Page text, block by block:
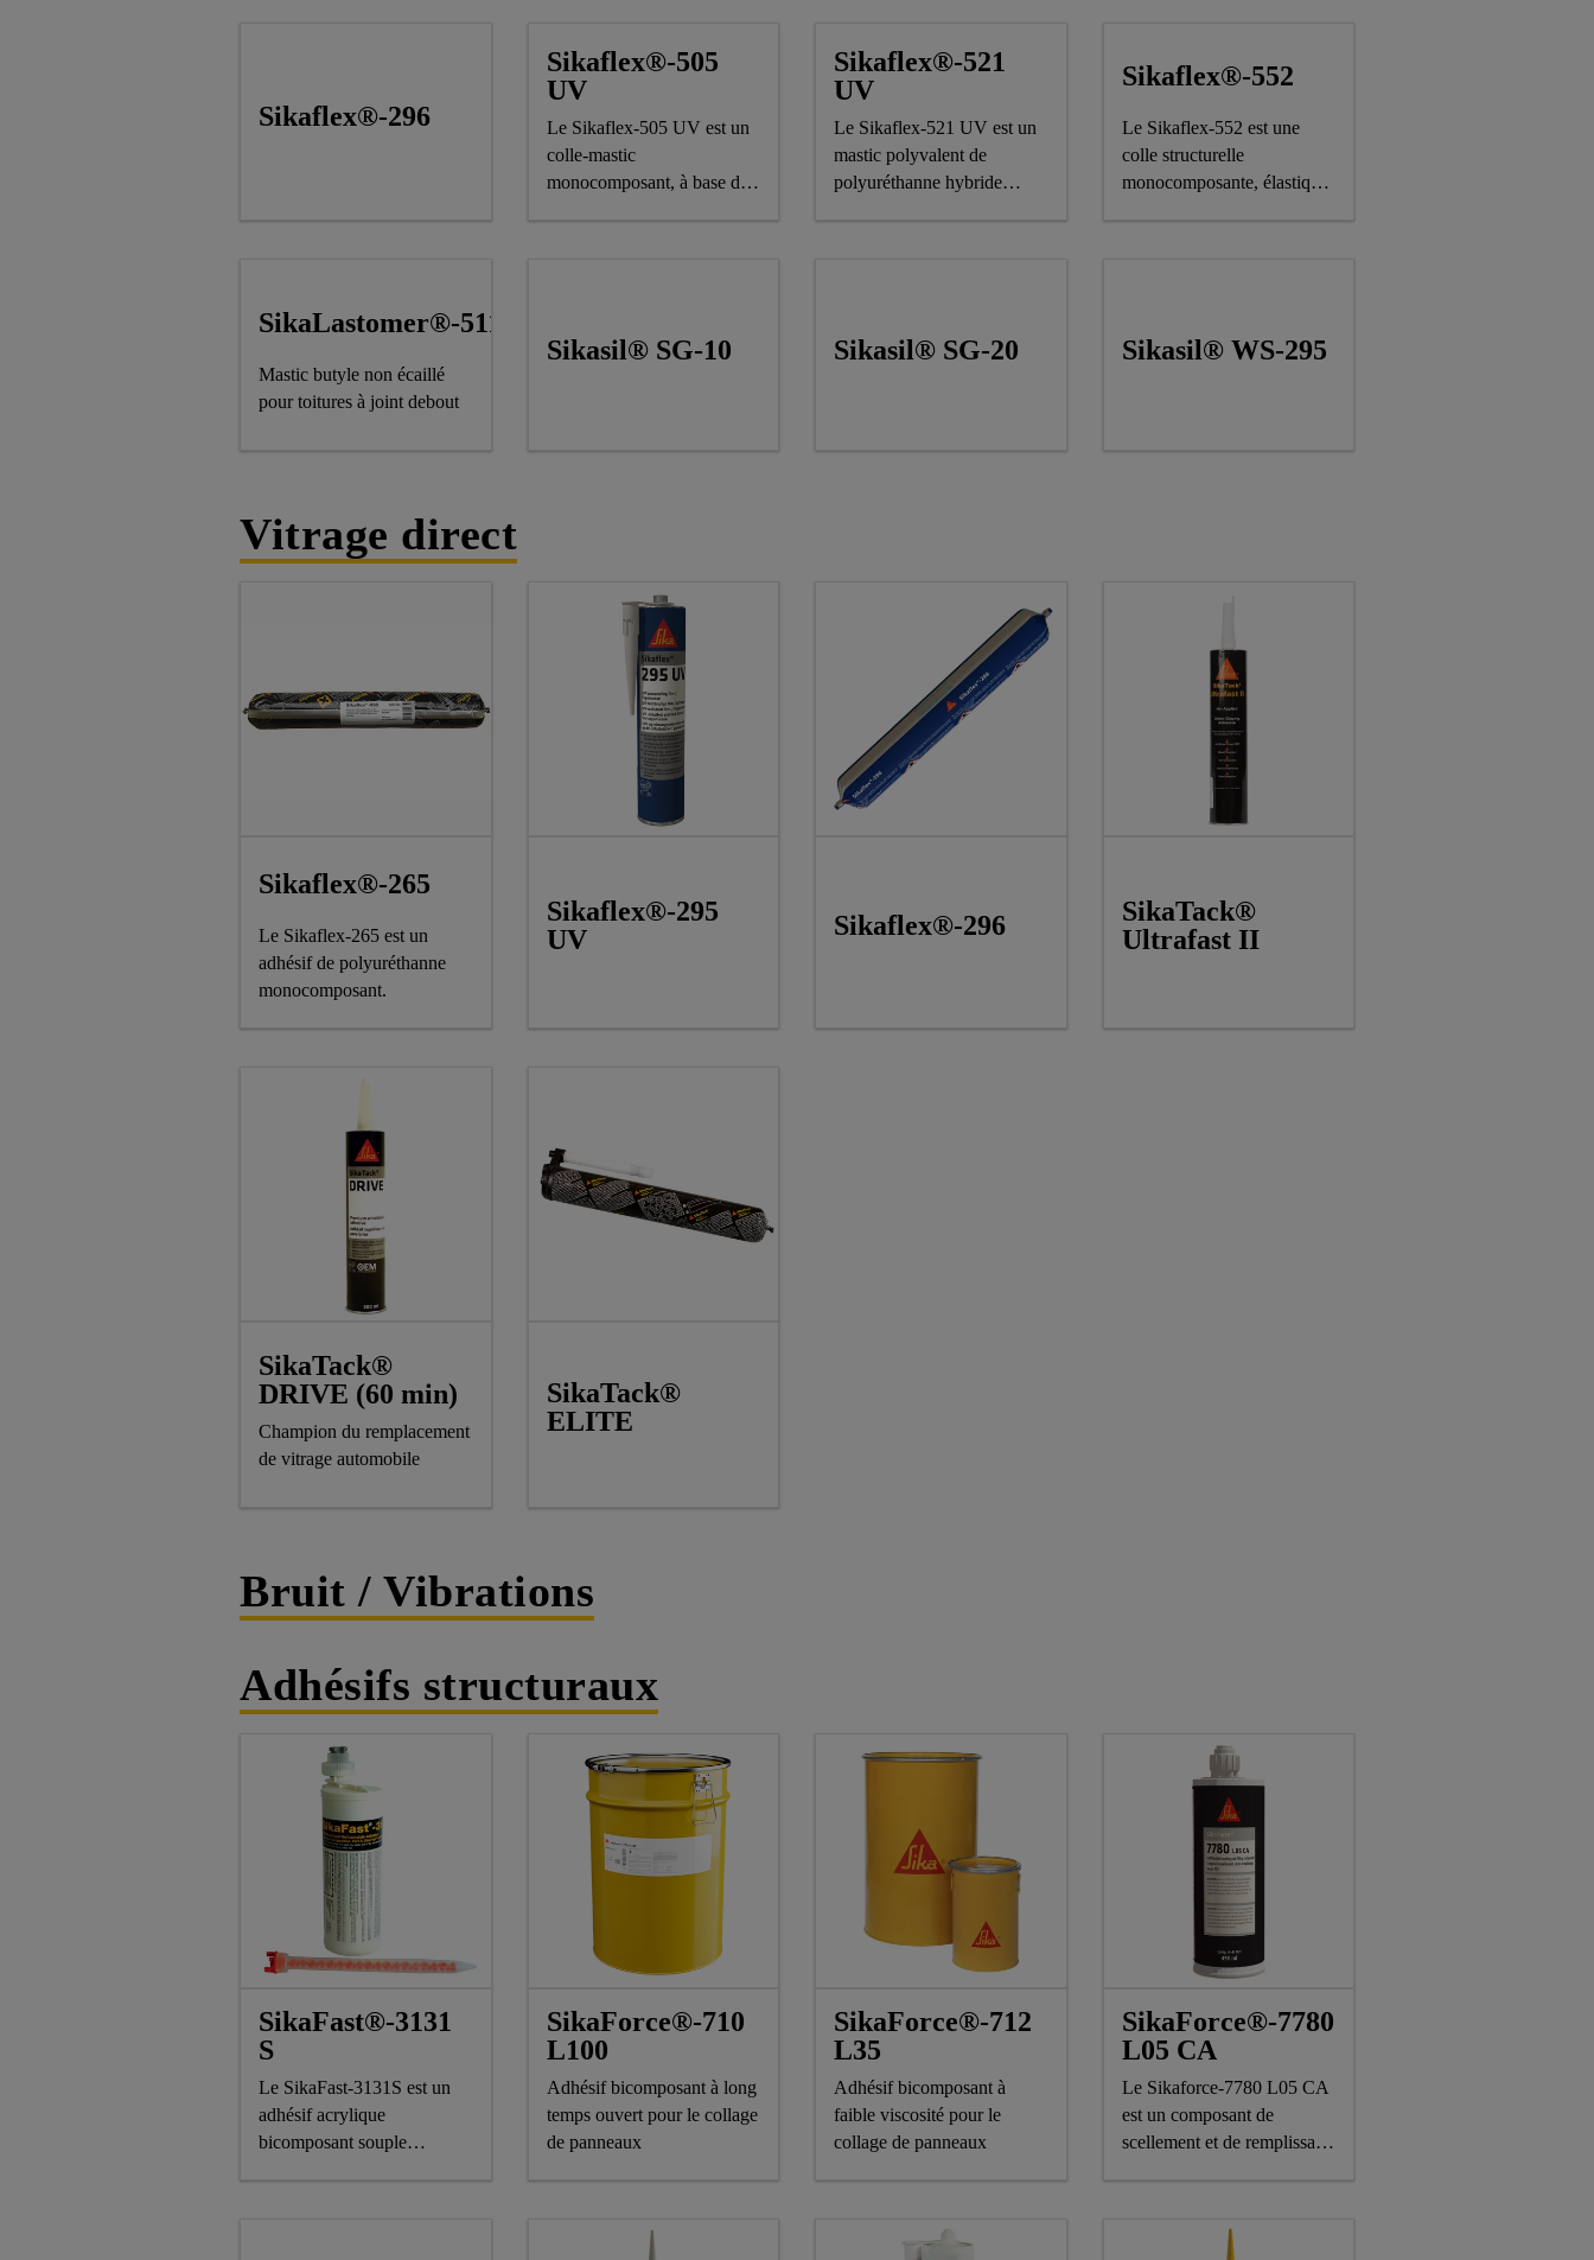
Sikaflex®-296
Sikaflex®-505
UV
Le Sikaflex-505 UV est un
colle-mastic
monocomposant, à base de
Sikaflex®-521
UV
Le Sikaflex-521 UV est un
mastic polyvalent de
polyuréthanne hybride
Sikaflex®-552
Le Sikaflex-552 est une
colle structurelle
monocomposante, élastique,
SikaLastomer®-511
Mastic butyle non écaillé
pour toitures à joint debout
Sikasil® SG-10 Sikasil® SG-20 Sikasil® WS-295
Vitrage direct
Sikaflex®-265
Le Sikaflex-265 est un
adhésif de polyuréthanne
monocomposant.
Sikaflex®-295
UV
Sikaflex®-296
SikaTack®
Ultrafast II
SikaTack®
DRIVE (60 min)
Champion du remplacement
de vitrage automobile
SikaTack®
ELITE
Bruit / Vibrations
Adhésifs structuraux
SikaFast®-3131
S
Le SikaFast-3131S est un
adhésif acrylique
bicomposant souple
SikaForce®-710
L100
Adhésif bicomposant à long
temps ouvert pour le collage
de panneaux
SikaForce®-712
L35
Adhésif bicomposant à
faible viscosité pour le
collage de panneaux
SikaForce®-7780
L05 CA
Le Sikaforce-7780 L05 CA
est un composant de
scellement et de remplissage
de polyols et d'un agent de
mûrissement à base